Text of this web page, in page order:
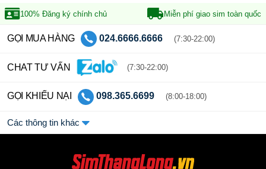
100% Đăng ký chính chủ Miễn phí giao sim toàn quốc
GỌI MUA HÀNG 024.6666.6666 (7:30-22:00)
CHAT TƯ VẤN (7:30-22:00)
GỌI KHIẾU NẠI 098.365.6699 (8:00-18:00)
Các thông tin khác